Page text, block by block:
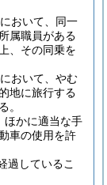
おいて、同一
属職員がある
、その同乗を
おいて、やむ
地に旅行する
。
ほかに適当な手
車の使用を許
過しているこ